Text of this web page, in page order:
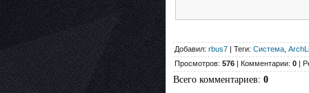
Добавил: rbus7 | Теги: Система
Просмотров: 576 | Комментарии: 0 |
Всего комментариев: 0